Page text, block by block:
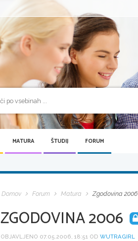
MATURA ŠTUDIJ FORUM
Domov Forum Matura Zgodovina 2006
ZGODOVINA 2006
OBJAVLJENO 07.05.2006, 18:51 OD WUTRAGIRL